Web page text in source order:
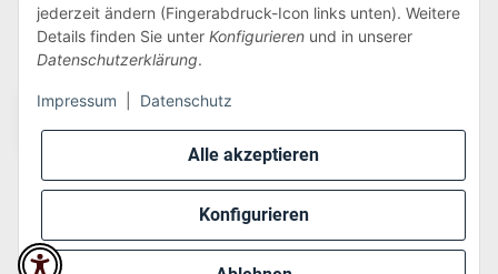
Alle akzeptieren
Konfigurieren
jederzeit ändern (Fingerabdruck-Icon links unten). Weitere
Details finden Sie unter Konfigurieren und in unserer
Datenschutzerklärung.
Impressum Datenschutz
Wir versenden via:
* Alle Preise inkl. gesetzlicher USt., zzgl.Versand